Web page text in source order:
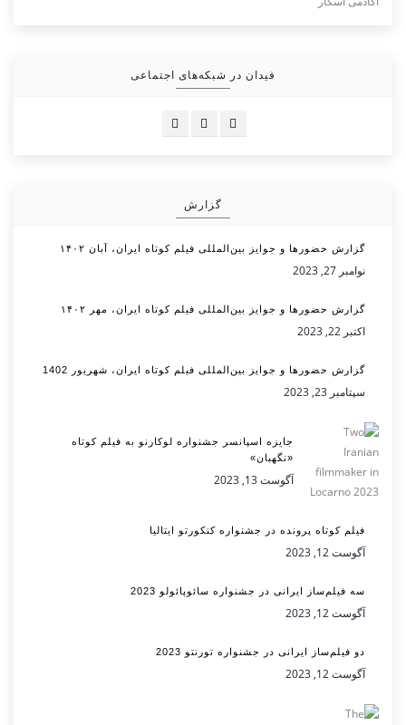
فیدان در شبکه‌های اجتماعی
گزارش
گزارش حضورها و جوایز بین‌المللی فیلم کوتاه ایران، آبان ۱۴۰۲
نوامبر 27, 2023
گزارش حضورها و جوایز بین‌المللی فیلم کوتاه ایران، مهر ۱۴۰۲
اکتبر 22, 2023
گزارش حضورها و جوایز بین‌المللی فیلم کوتاه ایران، شهریور 1402
سپتامبر 23, 2023
جایزه اسپانسر جشنواره لوکارنو به فیلم کوتاه
«نگهبان»
آگوست 13, 2023
فیلم کوتاه پرونده در جشنواره کنکورتو ایتالیا
آگوست 12, 2023
سه فیلم‌ساز ایرانی در جشنواره سائوپائولو 2023
آگوست 12, 2023
دو فیلم‌ساز ایرانی در جشنواره تورنتو 2023
آگوست 12, 2023